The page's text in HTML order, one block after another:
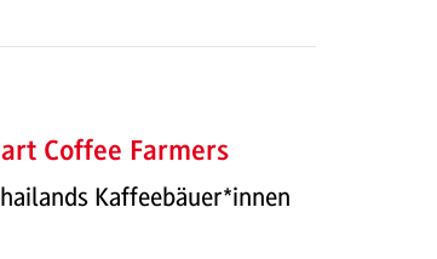
Coffee Farmers
Kaffeebäuer*innen